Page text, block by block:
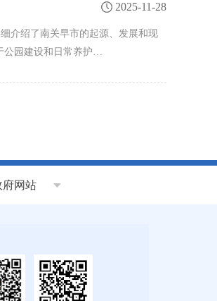
2025-11-28
介绍了南关早市的起源、发展和现
公园建设和日常养护…
府网站